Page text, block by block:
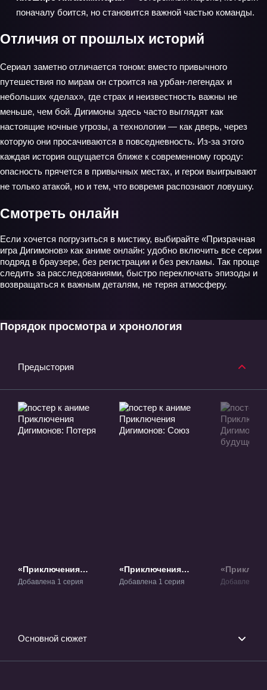
поначалу боится, но становится важной частью команды.
Отличия от прошлых историй
Сериал заметно отличается тоном: вместо привычного
путешествия по мирам он строится на урбан‑легендах и
небольших «делах», где страх и неизвестность важны не
меньше, чем бой. Дигимоны здесь часто выглядят как
настоящие ночные угрозы, а технологии — как дверь, через
которую они просачиваются в повседневность. Из-за этого
каждая история ощущается ближе к современному городу:
опасность прячется в привычных местах, и герои выигрывают
не только атакой, но и тем, что вовремя распознают ловушку.
Смотреть онлайн
Если хочется погрузиться в мистику, выбирайте «Призрачная
игра Дигимонов» как аниме онлайн: удобно включить все серии
подряд в браузере, без регистрации и без рекламы. Так проще
следить за расследованиями, быстро переключать эпизоды и
возвращаться к важным деталям, не теряя атмосферу.
Порядок просмотра и хронология
Предыстория
«Приключения
Дигимонов: Потеря»
Добавлена 1 серия
«Приключения
Дигимонов: Союз»
Добавлена 1 серия Добавлена 1
Основной сюжет